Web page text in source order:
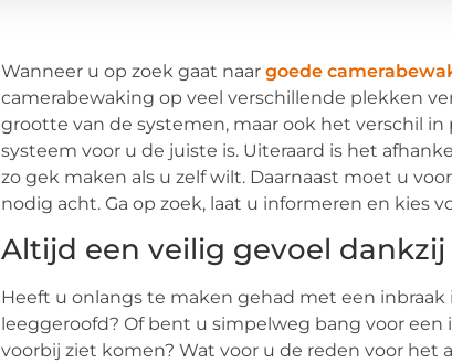
Wanneer u op zoek gaat naar goede
camerabewaking op veel verschillende plekken
grootte van de systemen, maar ook het verschil
systeem voor u de juiste is. Uiteraard is het
zo gek maken als u zelf wilt. Daarnaast moet u
nodig acht. Ga op zoek, laat u informeren en kies
Altijd een veilig gevoel
Heeft u onlangs te maken gehad met een
leeggeroofd? Of bent u simpelweg bang voor
voorbij ziet komen? Wat voor u de reden voor het